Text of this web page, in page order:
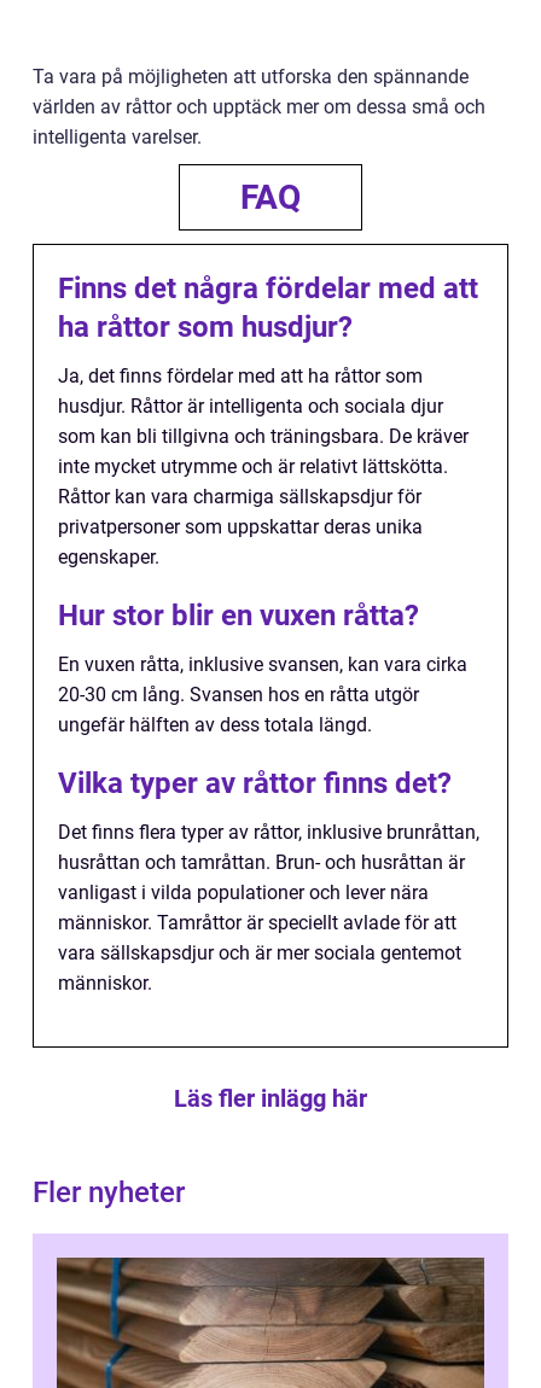
Ta vara på möjligheten att utforska den spännande
världen av råttor och upptäck mer om dessa små och
intelligenta varelser.
FAQ
Finns det några fördelar med att
ha råttor som husdjur?
Ja, det finns fördelar med att ha råttor som
husdjur. Råttor är intelligenta och sociala djur
som kan bli tillgivna och träningsbara. De kräver
inte mycket utrymme och är relativt lättskötta.
Råttor kan vara charmiga sällskapsdjur för
privatpersoner som uppskattar deras unika
egenskaper.
Hur stor blir en vuxen råtta?
En vuxen råtta, inklusive svansen, kan vara cirka
20-30 cm lång. Svansen hos en råtta utgör
ungefär hälften av dess totala längd.
Vilka typer av råttor finns det?
Det finns flera typer av råttor, inklusive brunråttan,
husråttan och tamråttan. Brun- och husråttan är
vanligast i vilda populationer och lever nära
människor. Tamråttor är speciellt avlade för att
vara sällskapsdjur och är mer sociala gentemot
människor.
Läs fler inlägg här
Fler nyheter